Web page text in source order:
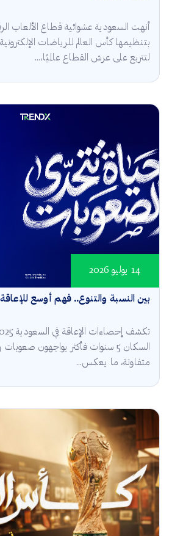
أنهت السعودية عشوائية قطاع الألعاب
بتنظيمها كأس العالم للرياضات الإلكترونية
لتتربع على عرش القطاع عالميًا،...
بين النسبة والتنوع.. فهم أوسع
14 يوليو 2026
السكان 5 سنوات فأكثر يواجهون
متفاوتة، ما يعكس...